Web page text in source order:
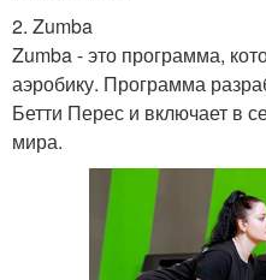
2. Zumba
Zumba - это программа,
аэробику. Программа
Бетти Перес и включает в
мира.